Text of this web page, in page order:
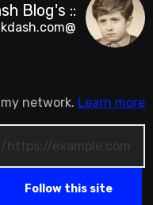
:: Ahmad Bakdash Blog's ::
@abakdash.com@abakdash.com
network. Learn more
Follow this site